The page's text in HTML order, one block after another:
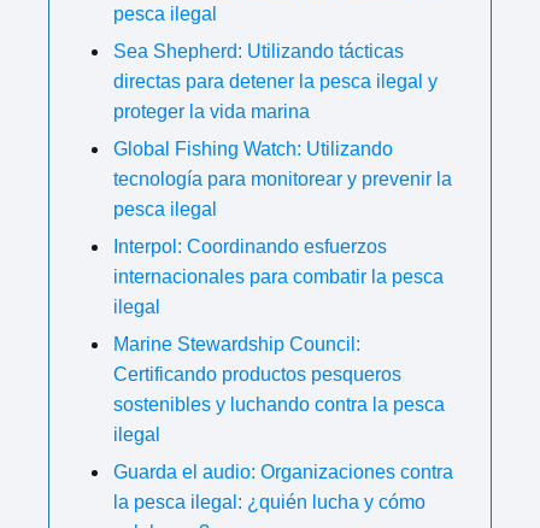
pesca ilegal
Sea Shepherd: Utilizando tácticas
directas para detener la pesca ilegal y
proteger la vida marina
Global Fishing Watch: Utilizando
tecnología para monitorear y prevenir la
pesca ilegal
Interpol: Coordinando esfuerzos
internacionales para combatir la pesca
ilegal
Marine Stewardship Council:
Certificando productos pesqueros
sostenibles y luchando contra la pesca
ilegal
Guarda el audio: Organizaciones contra
la pesca ilegal: ¿quién lucha y cómo